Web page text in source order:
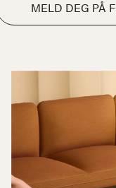
MELD DEG PÅ